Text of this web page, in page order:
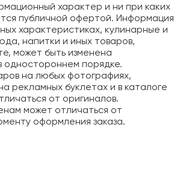
характер и ни при каких
публичной офертой. Информация
характеристиках, кулинарные и
напитки и иных товаров,
может быть изменена
одностороннем порядке.
на любых фотографиях,
рекламных буклетах и в каталоге
от оригиналов.
может отличаться от
оформления заказа.